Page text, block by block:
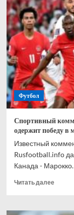
на
все
матчи
1/8
ЧМ-
Футбол
Спортивный
одержит победу
Известный
Rusfootball.info
Канада -
Читать далее